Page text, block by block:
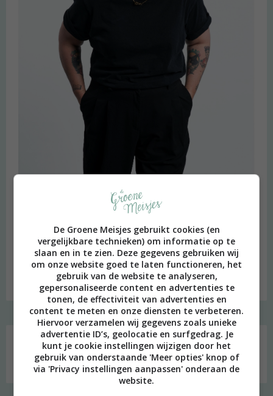
beeld: Ari Versluis
Hi, ik ben Merel! Ik neem je graag mee in mijn persoonlijke
onderzoek naar een duurzame en meer bewuste leefstijl.
Welkom op mijn blog!
Social media
De Groene Meisjes gebruikt cookies (en
vergelijkbare technieken) om informatie op te
slaan en in te zien. Deze gegevens gebruiken wij
om onze website goed te laten functioneren, het
gebruik van de website te analyseren,
gepersonaliseerde content en advertenties te
tonen, de effectiviteit van advertenties en
content te meten en onze diensten te verbeteren.
Hiervoor verzamelen wij gegevens zoals unieke
advertentie ID’s, geolocatie en surfgedrag. Je
kunt je cookie instellingen wijzigen door het
gebruik van onderstaande 'Meer opties' knop of
via 'Privacy instellingen aanpassen' onderaan de
website.